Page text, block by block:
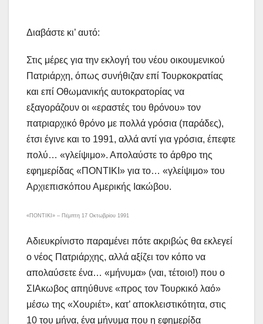
Διαβάστε κι’ αυτό:
Στις μέρες για την εκλογή του νέου οικουμενικού
Πατριάρχη, όπως συνήθιζαν επί Τουρκοκρατίας
και επί Οθωμανικής αυτοκρατορίας να
εξαγοράζουν οι «εραστές του θρόνου» τον
πατριαρχικό θρόνο με πολλά γρόσια (παράδες),
έτσι έγινε και το 1991, αλλά αντί για γρόσια, έπεφτε
πολύ… «γλείψιμο». Απολαύστε το άρθρο της
εφημερίδας «ΠΟΝΤΙΚΙ» για το… «γλείψιμο» του
Αρχιεπισκόπου Αμερικής Ιακώβου.
«ΠΟΝΤΙΚΙ» – Πέμπτη 17 Οκτωβρίου 1991
Αδιευκρίνιστο παραμένει πότε ακριβώς θα εκλεγεί
ο νέος Πατριάρχης, αλλά αξίζει τον κόπο να
απολαύσετε ένα… «μήνυμα» (ναι, τέτοιο!) που ο
ΣΙΑκωβος απηύθυνε «προς τον Τουρκικό λαό»
μέσω της «Χουριέτ», κατ’ αποκλειστικότητα, στις
10 του μήνα, ένα μήνυμα που η εφημερίδα